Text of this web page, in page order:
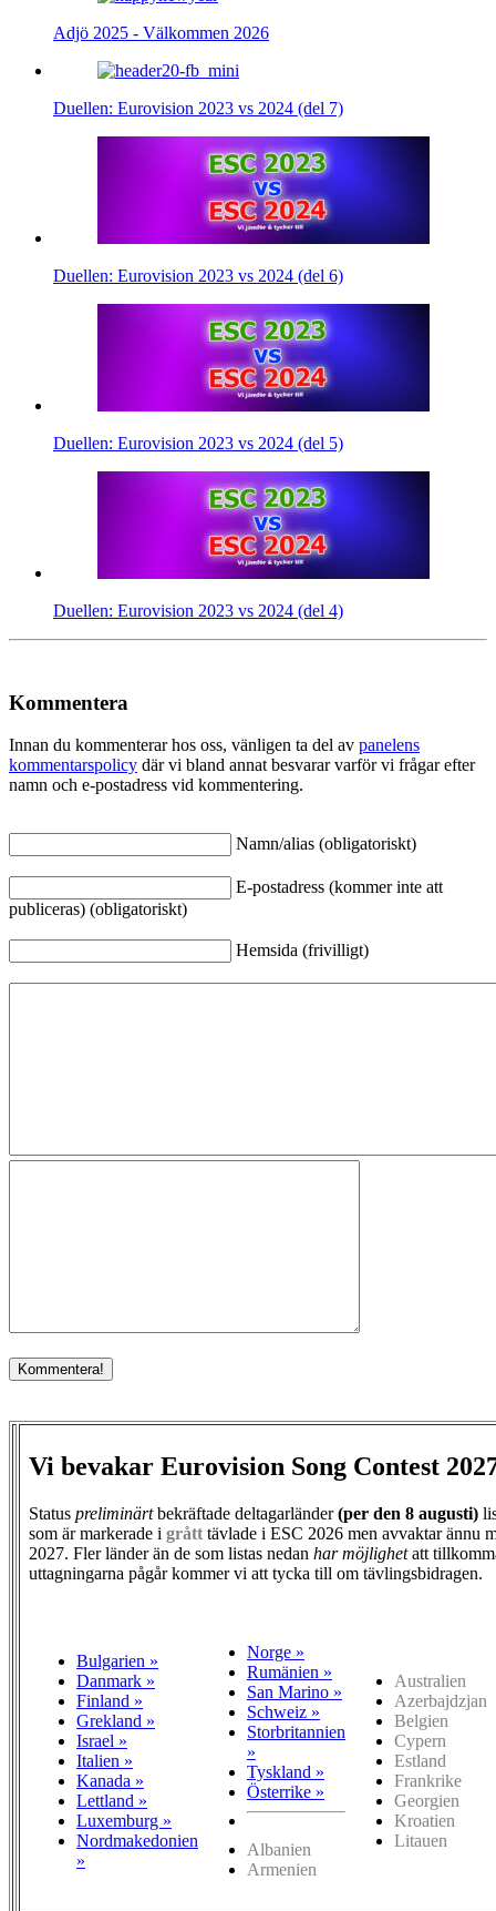
Adjö 2025 - Välkommen 2026
Duellen: Eurovision 2023 vs 2024 (del 7)
Duellen: Eurovision 2023 vs 2024 (del 6)
Duellen: Eurovision 2023 vs 2024 (del 5)
Duellen: Eurovision 2023 vs 2024 (del 4)
Kommentera
Innan du kommenterar hos oss, vänligen ta del av panelens
kommentarspolicy där vi bland annat besvarar varför vi frågar efter
namn och e-postadress vid kommentering.
Namn/alias (obligatoriskt)
E-postadress (kommer inte att
publiceras) (obligatoriskt)
Hemsida (frivilligt)
Vi bevakar Eurovision Song Contest
Status preliminärtbekräftade deltagarländer(per den 8 augusti)
som är markerade i grått tävlade i ESC 2026 men avvaktar ännu
2027. Fler länder än de som listas nedan har möjlighetatt
uttagningarna pågår kommer vi att tycka till om tävlingsbidragen.
Bulgarien »
Danmark »
Finland »
Grekland »
Israel »
Italien »
Kanada »
Lettland »
Luxemburg »
Nordmakedonien
»
Norge »
Rumänien »
San Marino »
Schweiz »
Storbritannien
»
Tyskland »
Österrike »
Albanien
Armenien
Australien
Azerbajdzjan
Belgien
Cypern
Estland
Frankrike
Georgien
Kroatien
Litauen